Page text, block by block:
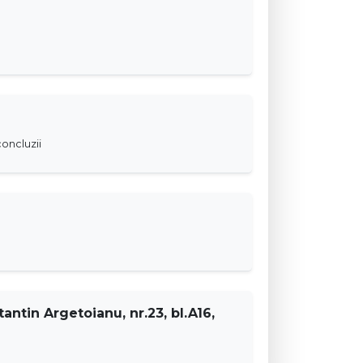
Argetoianu, nr.23, bl.A16,